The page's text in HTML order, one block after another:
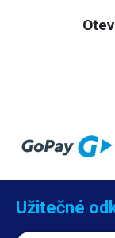
vhodný vhodný do
Užitečné